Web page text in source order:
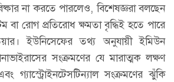
না করতে পারলেও, বিশেষজ্ঞরা বলছেন
বা রোগ প্রতিরোধ ক্ষমতা বৃদ্ধিই হতে পারে
ইউনিসেফের তথ্য অনুযায়ী ইমিউন
সংক্রমণের যে মারাত্মক লক্ষণ
গ্যাস্ট্রোইনটেসটিন্যাল সংক্রমণের ঝুঁকি